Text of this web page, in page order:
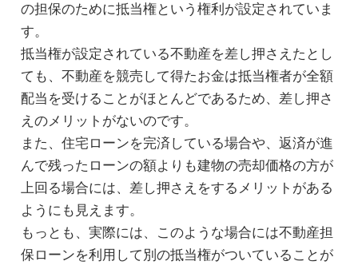
の担保のために抵当権という権利が設定されていま
す。
抵当権が設定されている不動産を差し押さえたとし
ても、不動産を競売して得たお金は抵当権者が全額
配当を受けることがほとんどであるため、差し押さ
えのメリットがないのです。
また、住宅ローンを完済している場合や、返済が進
んで残ったローンの額よりも建物の売却価格の方が
上回る場合には、差し押さえをするメリットがある
ようにも見えます。
もっとも、実際には、このような場合には不動産担
保ローンを利用して別の抵当権がついていることが